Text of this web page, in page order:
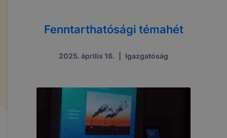
Fenntarthatósági témahét
2025. április 16. Igazgatóság